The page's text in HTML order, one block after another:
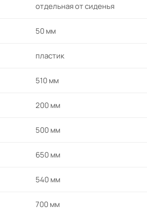
отдельная от сиденья
50 мм
пластик
510 мм
200 мм
500 мм
650 мм
540 мм
700 мм